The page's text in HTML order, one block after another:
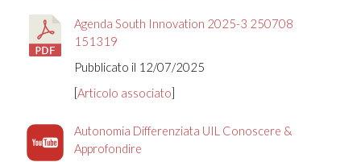
Agenda South Innovation 2025-3 250708
151319
Pubblicato il 12/07/2025
[Articolo associato]
Autonomia Differenziata UIL Conoscere &
Approfondire